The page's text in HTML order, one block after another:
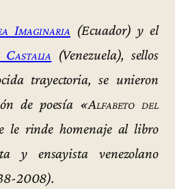
Imaginaria (Ecuador) y el
(Venezuela), sellos
trayectoria, se unieron
de poesía «Alfabeto del
le rinde homenaje al libro
y ensayista venezolano
2008).